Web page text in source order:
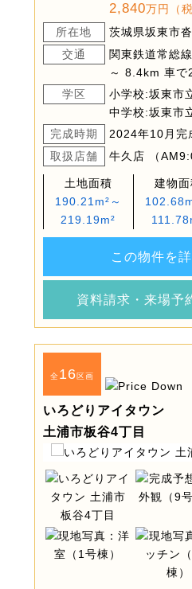
2,840万円（
所在地
茨城県坂東市
交通
関東鉄道常総
～ 8.4km 車で
学区
小学校:坂東市
中学校:坂東市
完成時期
2024年10月完
取扱店舗
牛久店 （
土地面積
190.21m²～
219.19m²
建物面
この物件を
資料請求・来場予
全16区画
いろどりアイタウン
土浦市板谷4丁目